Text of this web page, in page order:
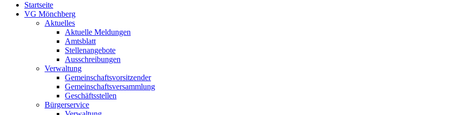
Startseite
VG Mönchberg
Aktuelles
Aktuelle Meldungen
Amtsblatt
Stellenangebote
Ausschreibungen
Verwaltung
Gemeinschaftsvorsitzender
Gemeinschaftsversammlung
Geschäftsstellen
Bürgerservice